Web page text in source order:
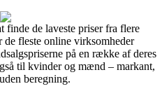
finde de laveste priser fra flere
de fleste online virksomheder
på en række af deres
til kvinder og mænd – markant,
beregning.